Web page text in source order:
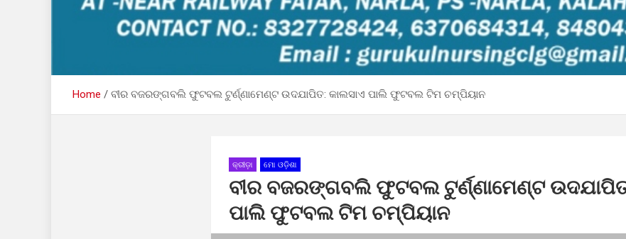
Home ବୀର ବଜରଙ୍ଗବଲି ଫୁଟବଲ ଟୁର୍ଣ୍ଣାମେଣ୍ଟ ଉଦଯାପିତ: କାଲସାଏ ପାଲି ଫୁଟବଲ ଟିମ ଚମ୍ପିୟାନ
କ୍ରୀଡ଼ା ମୋ ଓଡ଼ିଶା
ବୀର ବଜରଙ୍ଗବଲି ଫୁଟବଲ ଟୁର୍ଣ୍ଣାମେଣ୍ଟ
ପାଲି ଫୁଟବଲ ଟିମ ଚମ୍ପିୟାନ